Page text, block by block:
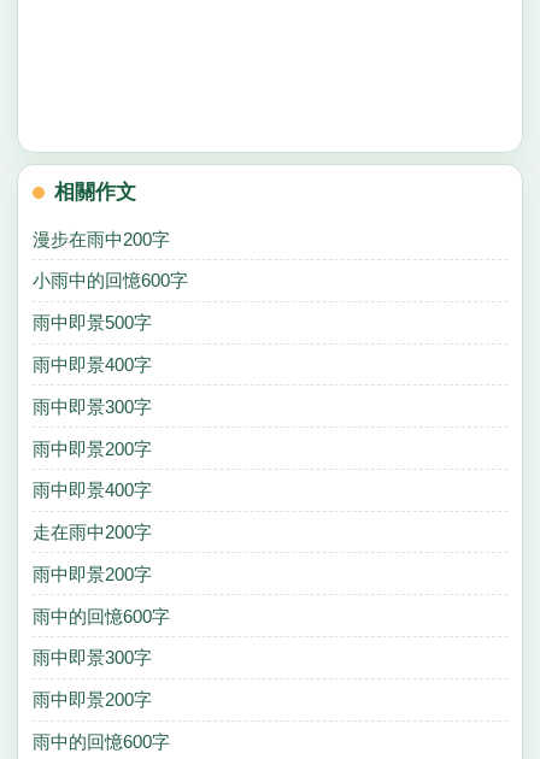
相關作文
漫步在雨中200字
小雨中的回憶600字
雨中即景500字
雨中即景400字
雨中即景300字
雨中即景200字
雨中即景400字
走在雨中200字
雨中即景200字
雨中的回憶600字
雨中即景300字
雨中即景200字
雨中的回憶600字